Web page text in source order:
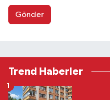
Gönder
Trend Haberler
1